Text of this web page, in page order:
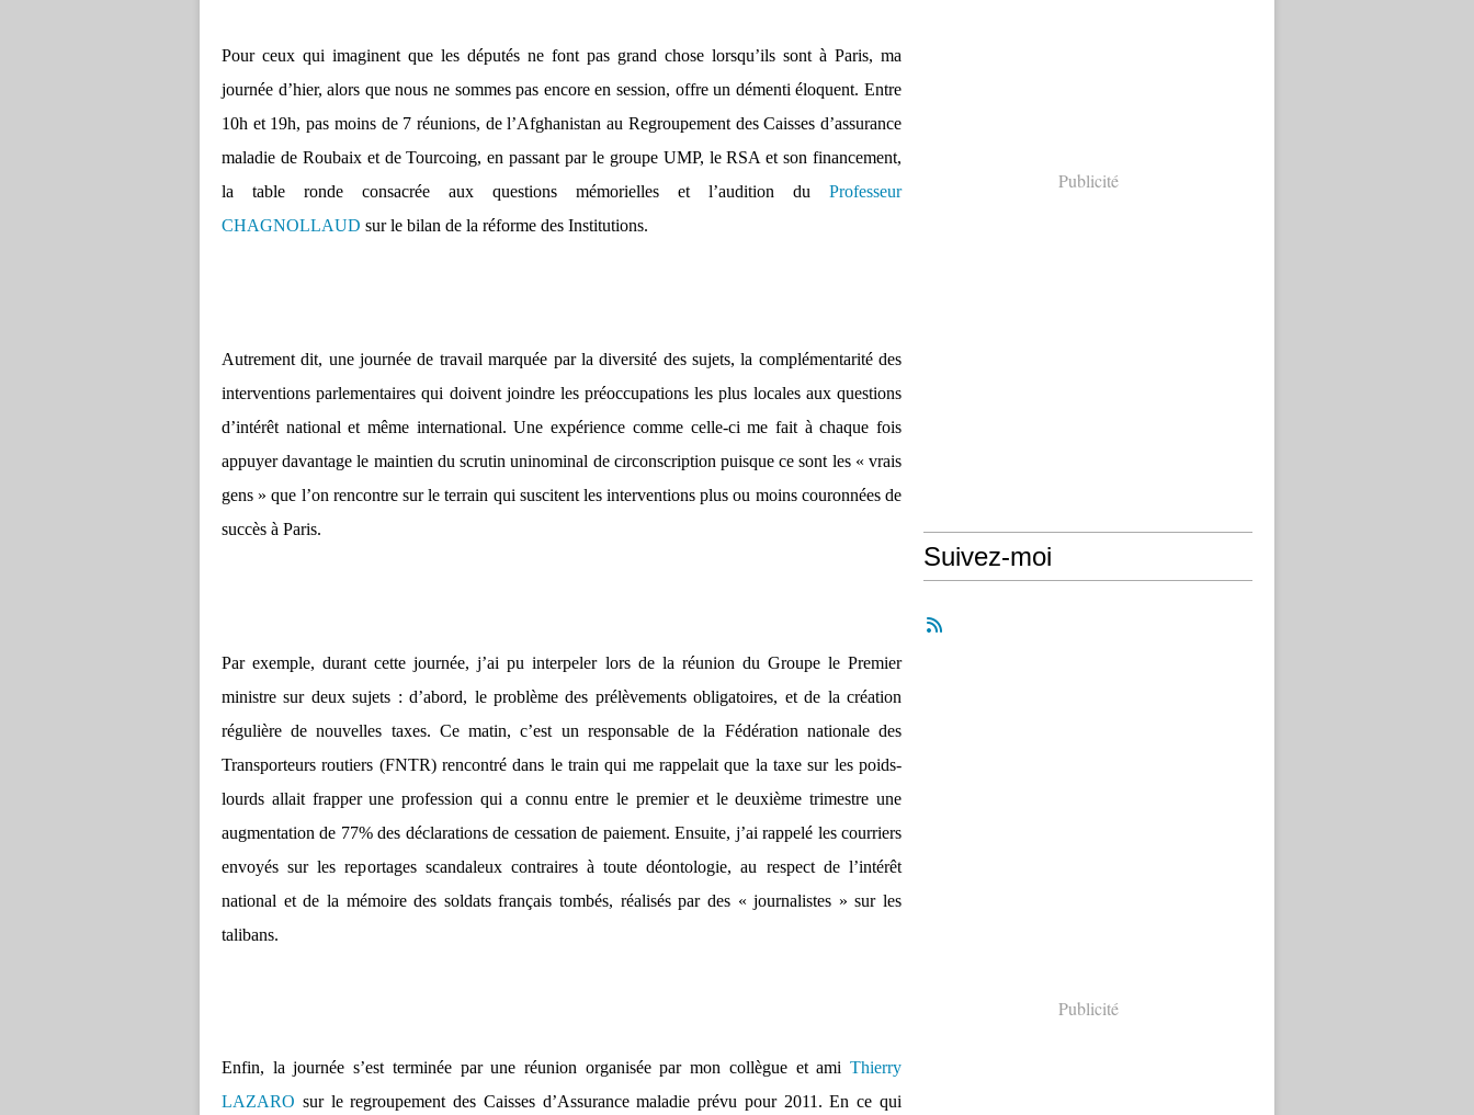
Pour ceux qui imaginent que les députés ne font pas grand chose lorsqu’ils sont à Paris, ma
journée d’hier, alors que nous ne sommes pas encore en session, offre un démenti éloquent. Entre
10h et 19h, pas moins de 7 réunions, de l’Afghanistan au Regroupement des Caisses d’assurance
maladie de Roubaix et de Tourcoing, en passant par le groupe UMP, le RSA et son financement,
la table ronde consacrée aux questions mémorielles et l’audition du Professeur
CHAGNOLLAUD sur le bilan de la réforme des Institutions.
Autrement dit, une journée de travail marquée par la diversité des sujets, la complémentarité des
interventions parlementaires qui doivent joindre les préoccupations les plus locales aux questions
d’intérêt national et même international. Une expérience comme celle-ci me fait à chaque fois
appuyer davantage le maintien du scrutin uninominal de circonscription puisque ce sont les « vrais
gens » que l’on rencontre sur le terrain qui suscitent les interventions plus ou moins couronnées de
succès à Paris.
Par exemple, durant cette journée, j’ai pu interpeler lors de la réunion du Groupe le Premier
ministre sur deux sujets : d’abord, le problème des prélèvements obligatoires, et de la création
régulière de nouvelles taxes. Ce matin, c’est un responsable de la Fédération nationale des
Transporteurs routiers (FNTR) rencontré dans le train qui me rappelait que la taxe sur les poids-
lourds allait frapper une profession qui a connu entre le premier et le deuxième trimestre une
augmentation de 77% des déclarations de cessation de paiement. Ensuite, j’ai rappelé les courriers
envoyés sur les reportages scandaleux contraires à toute déontologie, au respect de l’intérêt
national et de la mémoire des soldats français tombés, réalisés par des « journalistes » sur les
talibans.
Enfin, la journée s’est terminée par une réunion organisée par mon collègue et ami Thierry
LAZARO sur le regroupement des Caisses d’Assurance maladie prévu pour 2011. En ce qui
Publicité
Suivez-moi
Publicité